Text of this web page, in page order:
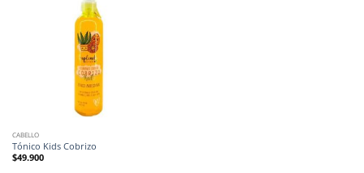
CABELLO
Tónico Kids Cobrizo
$49.900